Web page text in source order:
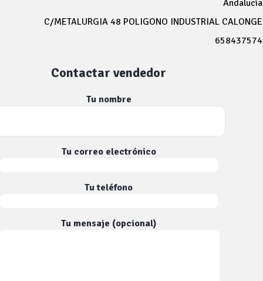
Andalucía
C/METALURGIA 48 POLIGONO INDUSTRIAL CALONGE
658437574
Contactar vendedor
Tu nombre
Tu correo electrónico
Tu teléfono
Tu mensaje (opcional)